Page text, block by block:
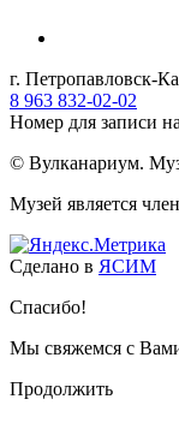
г. Петропавловск-
8 963 832-02-02
Номер для записи
© Вулканариум.
Музей является
Сделано в ЯСИМ
Спасибо!
Мы свяжемся с
Продолжить